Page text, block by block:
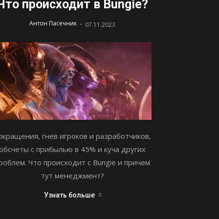
происходит в Bungie?
Антон Пасечник - 07.11.2023
гнев игроков и разработчиков,
с прибылью в 45% и куча других
Что происходит с Bungie и причем
тут менеджмент?
Узнать больше